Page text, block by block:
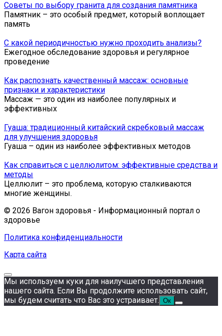
Советы по выбору гранита для создания памятника
Памятник – это особый предмет, который воплощает
память
С какой периодичностью нужно проходить анализы?
Ежегодное обследование здоровья и регулярное
проведение
Как распознать качественный массаж: основные
признаки и характеристики
Массаж — это один из наиболее популярных и
эффективных
Гуаша: традиционный китайский скребковый массаж
для улучшения здоровья
Гуа­ша – один из на­и­бо­лее эф­фек­тив­ных ме­то­дов
Как справиться с целлюлитом: эффективные средства и
методы
Целлюлит – это проблема, которую сталкиваются
многие женщины.
© 2026 Вагон здоровья - Информационный портал о
здоровье
Политика конфиденциальности
Карта сайта
Мы используем куки для наилучшего представления
нашего сайта. Если Вы продолжите использовать сайт,
мы будем считать что Вас это устраивает. Ок